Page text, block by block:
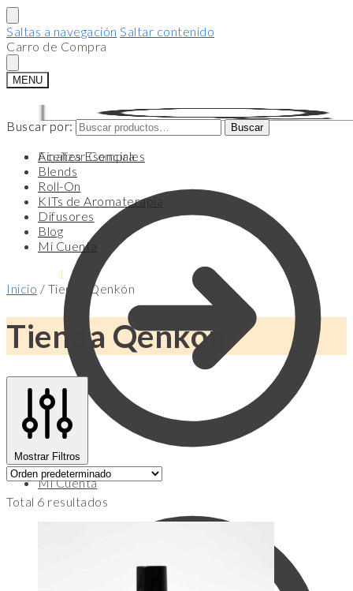
Saltas a navegación Saltar contenido
Carro de Compra
MENU
Buscar por: Buscar
Finalizar Compra
Mi Cuenta
Buscar por: Buscar
Aceites Esenciales
Blends
Roll-On
KITs de Aromaterapia
Difusores
Blog
Mi Cuenta
1
Inicio / Tienda Qenkón
Tienda Qenkón
Mostrar Filtros
Total 6 resultados